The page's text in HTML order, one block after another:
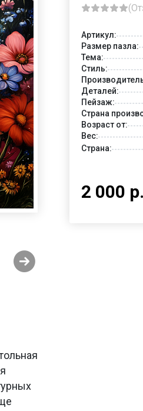
Артикул:
Размер пазла:
Тема:
Стиль:
Деталей:
Пейзаж:
Страна
Возраст от:
Вес:
Страна:
2 000 р.